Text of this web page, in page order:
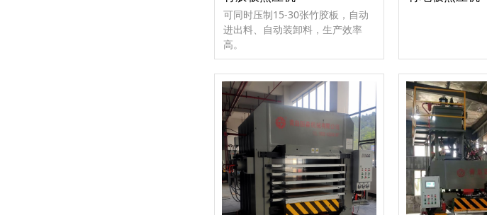
可同时压制15-30张竹胶板，自动
进出料、自动装卸料，生产效率
高。